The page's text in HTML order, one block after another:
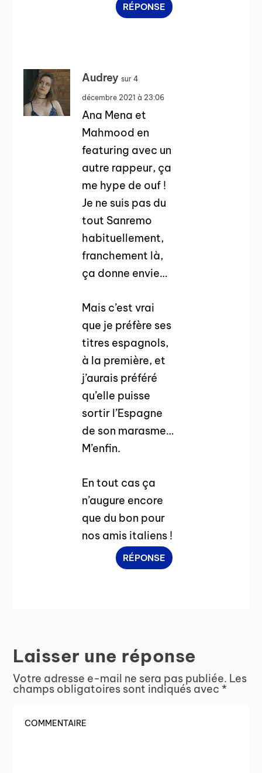
RÉPONSE
Audrey sur 4
décembre 2021 à 23:06
Ana Mena et
Mahmood en
featuring avec un
autre rappeur, ça
me hype de ouf !
Je ne suis pas du
tout Sanremo
habituellement,
franchement là,
ça donne envie…
Mais c’est vrai
que je préfère ses
titres espagnols,
à la première, et
j’aurais préféré
qu’elle puisse
sortir l’Espagne
de son marasme…
M’enfin.
En tout cas ça
n’augure encore
que du bon pour
nos amis italiens !
RÉPONSE
Laisser une réponse
Votre adresse e-mail ne sera pas publiée. Les
champs obligatoires sont indiqués avec *